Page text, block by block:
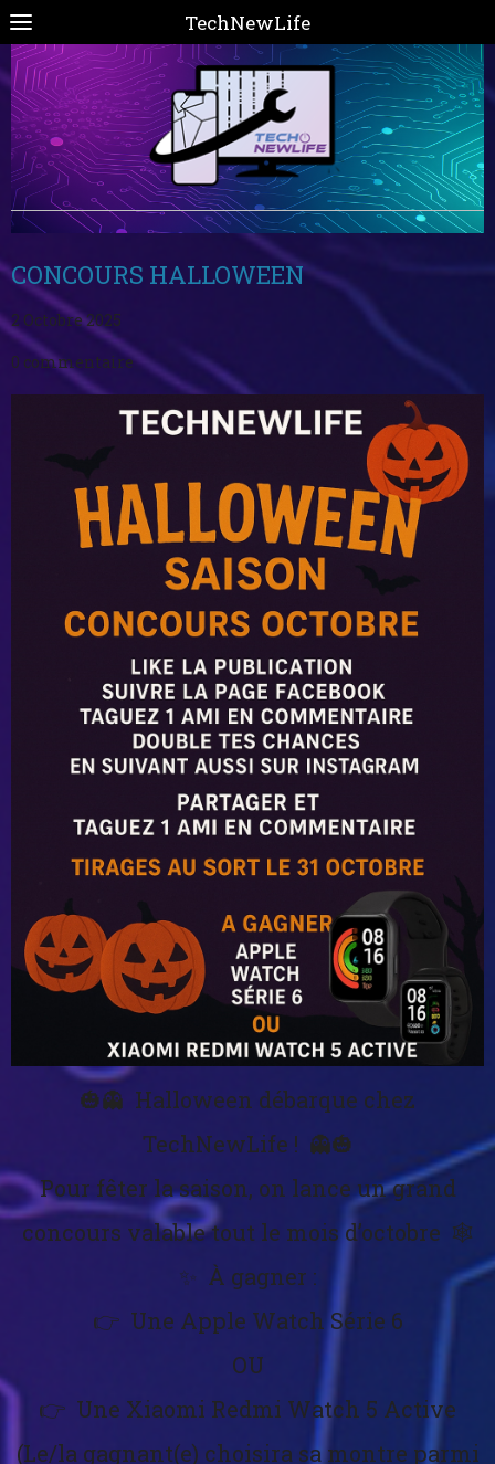
TechNewLife
CONCOURS HALLOWEEN
2 Octobre 2025
0 commentaire
🎃👻 Halloween débarque chez
TechNewLife ! 👻🎃
Pour fêter la saison, on lance un grand
concours valable tout le mois d’octobre 🕸️
✨ À gagner :
👉 Une Apple Watch Série 6
OU
👉 Une Xiaomi Redmi Watch 5 Active
(Le/la gagnant(e) choisira sa montre parmi